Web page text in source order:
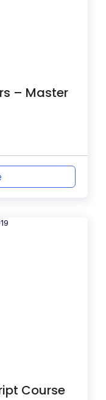
– Master
Course